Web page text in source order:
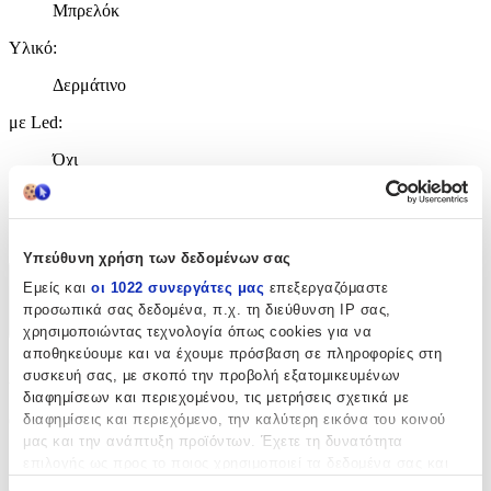
Υπεύθυνη χρήση των δεδομένων σας
Εμείς και οι 1022 συνεργάτες μας επεξεργαζόμαστε
προσωπικά σας δεδομένα, π.χ. τη διεύθυνση IP σας,
χρησιμοποιώντας τεχνολογία όπως cookies για να
αποθηκεύουμε και να έχουμε πρόσβαση σε πληροφορίες στη
συσκευή σας, με σκοπό την προβολή εξατομικευμένων
διαφημίσεων και περιεχομένου, τις μετρήσεις σχετικά με
διαφημίσεις και περιεχόμενο, την καλύτερη εικόνα του κοινού
μας και την ανάπτυξη προϊόντων. Έχετε τη δυνατότητα
Μπρελόκ
Υλικό:
Δερμάτινο
με Led:
Όχι
Χρώμα
Χαρακτηριστικά
+
Χαρακτηριστικά
Θέμα: